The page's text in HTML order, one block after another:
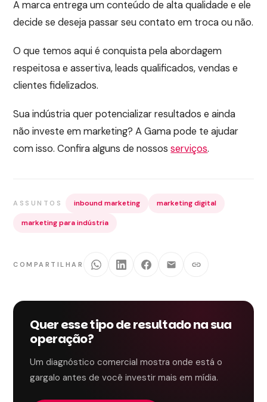
A marca entrega um conteúdo de alta qualidade e ele
decide se deseja passar seu contato em troca ou não.
O que temos aqui é conquista pela abordagem
respeitosa e assertiva, leads qualificados, vendas e
clientes fidelizados.
Sua indústria quer potencializar resultados e ainda
não investe em marketing? A Gama pode te ajudar
com isso. Confira alguns de nossosserviços.
ASSUNTOS inbound marketing marketing digital
marketing para indústria
COMPARTILHAR
Quer esse tipo de resultado na sua
operação?
Um diagnóstico comercial mostra onde está o
gargalo antes de você investir mais em mídia.